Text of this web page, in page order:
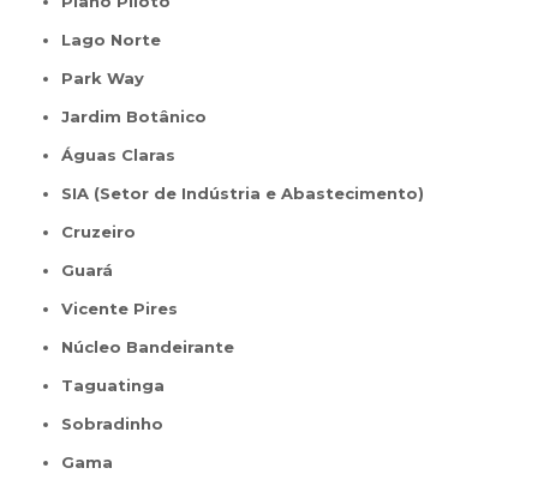
Lago Norte
Park Way
Jardim Botânico
Águas Claras
SIA (Setor de Indústria e Abastecimento)
Cruzeiro
Guará
Vicente Pires
Núcleo Bandeirante
Taguatinga
Sobradinho
Gama